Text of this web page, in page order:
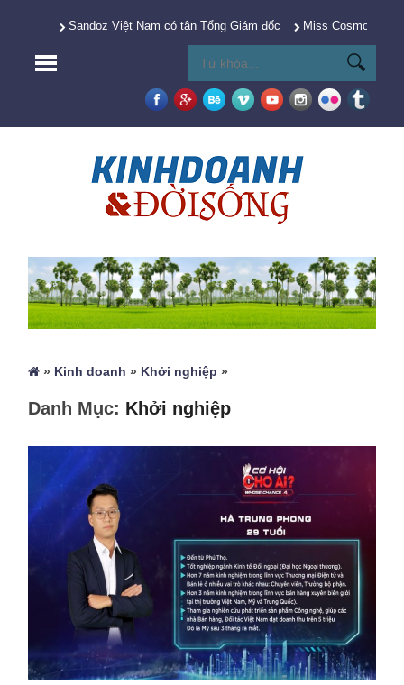
Sandoz Việt Nam có tân Tổng Giám đốc Miss Cosmo 2025
» Kinh doanh » Khởi nghiệp »
Danh Mục: Khởi nghiệp